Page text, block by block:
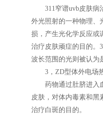
311窄谱uvb皮肤病
外光照射的一种物理、
损，产生光化学反应或
治疗皮肤顽症的目的。
波长范围的光则被认为
3，ZD型体外电场
药物通过肚脐进入
皮肤，对体内毒素和黑
治疗白斑的目的。